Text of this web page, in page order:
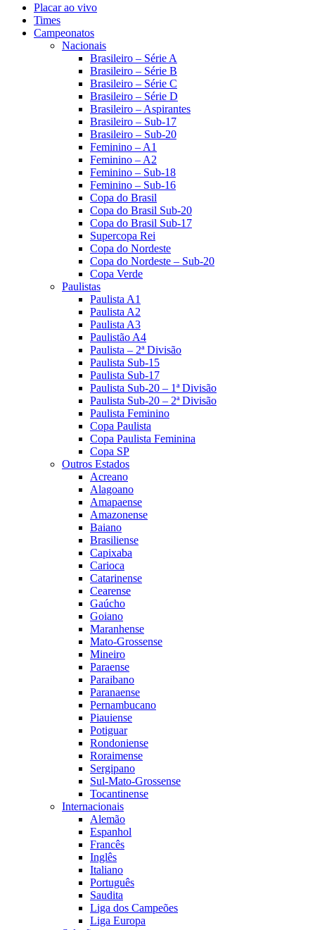
Placar ao vivo
Times
Campeonatos
Nacionais
Brasileiro – Série A
Brasileiro – Série B
Brasileiro – Série C
Brasileiro – Série D
Brasileiro – Aspirantes
Brasileiro – Sub-17
Brasileiro – Sub-20
Feminino – A1
Feminino – A2
Feminino – Sub-18
Feminino – Sub-16
Copa do Brasil
Copa do Brasil Sub-20
Copa do Brasil Sub-17
Supercopa Rei
Copa do Nordeste
Copa do Nordeste – Sub-20
Copa Verde
Paulistas
Paulista A1
Paulista A2
Paulista A3
Paulistão A4
Paulista – 2ª Divisão
Paulista Sub-15
Paulista Sub-17
Paulista Sub-20 – 1ª Divisão
Paulista Sub-20 – 2ª Divisão
Paulista Feminino
Copa Paulista
Copa Paulista Feminina
Copa SP
Outros Estados
Acreano
Alagoano
Amapaense
Amazonense
Baiano
Brasiliense
Capixaba
Carioca
Catarinense
Cearense
Gaúcho
Goiano
Maranhense
Mato-Grossense
Mineiro
Paraense
Paraibano
Paranaense
Pernambucano
Piauiense
Potiguar
Rondoniense
Roraimense
Sergipano
Sul-Mato-Grossense
Tocantinense
Internacionais
Alemão
Espanhol
Francês
Inglês
Italiano
Português
Saudita
Liga dos Campeões
Liga Europa